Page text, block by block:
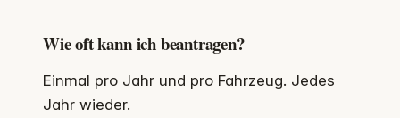
Wie oft kann ich beantragen?
Einmal pro Jahr und pro Fahrzeug. Jedes
Jahr wieder.